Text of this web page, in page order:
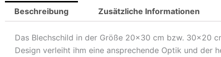
Beschreibung Zusätzliche Informationen
Das Blechschild in der Größe 20×30 cm bzw. 30×20
Design verleiht ihm eine ansprechende Optik und der